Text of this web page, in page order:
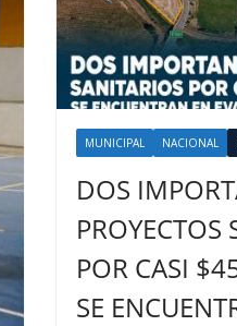
MUNICIPAL NACIONAL
DOS
PROYECTOS
POR CASI
SE